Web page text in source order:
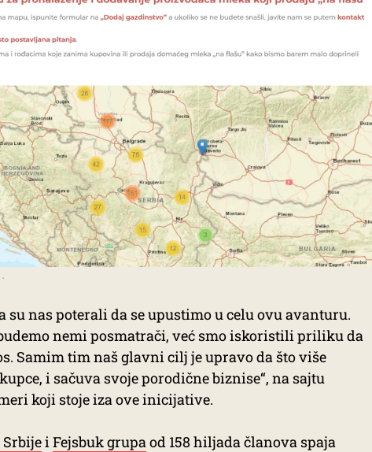
su nas poterali da se upustimo u celu ovu avanturu.
nemi posmatrači, već smo iskoristili priliku da
Samim tim naš glavni cilj je upravo da što više
i sačuva svoje porodične biznise“, na sajtu
koji stoje iza ove inicijative.
i Fejsbuk grupa od 158 hiljada članova spaja